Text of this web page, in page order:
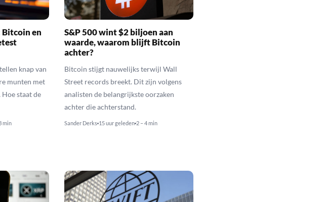
en
knap van
munten met
staat de
min
S&P 500 wint $2 biljoen aan
waarde, waarom blijft Bitcoin
achter?
Bitcoin stijgt nauwelijks terwijl Wall
Street records breekt. Dit zijn volgens
analisten de belangrijkste oorzaken
achter die achterstand.
Sander Derks 15 uur geleden 2 – 4 min